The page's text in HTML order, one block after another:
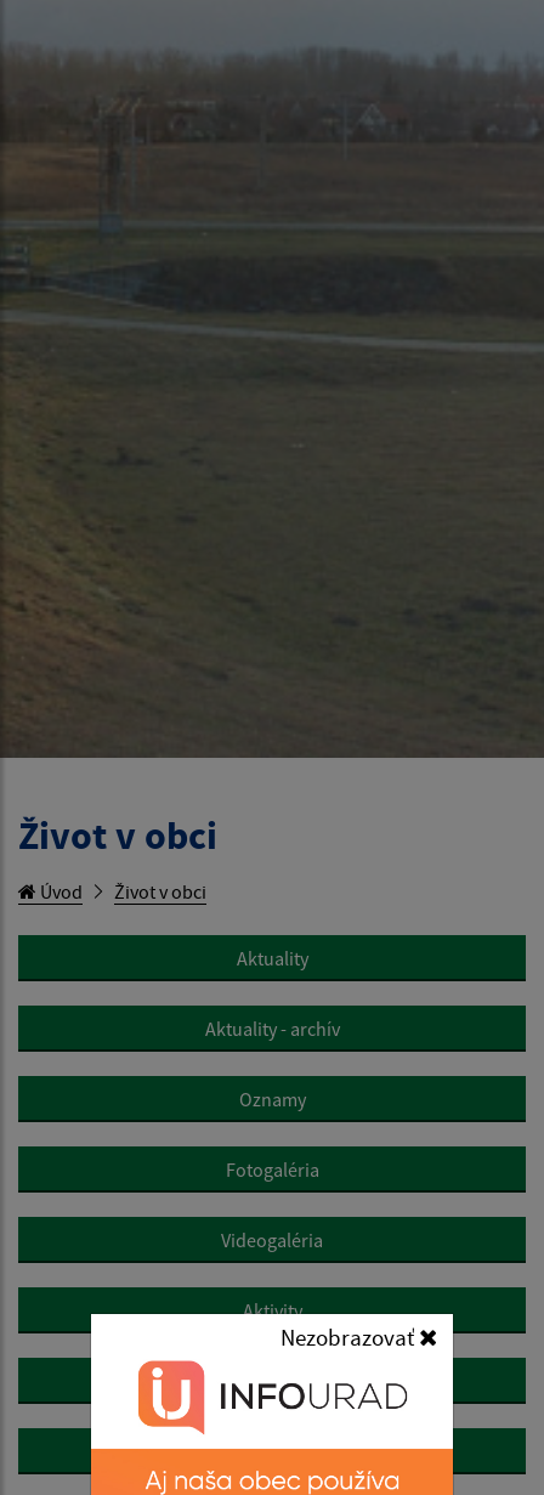
Nezobrazovať
Život v obci
Úvod Život v obci
Aktuality
Aktuality - archív
Oznamy
Fotogaléria
Videogaléria
Aktivity
Resuscitácia s AED
Zaujímavosti